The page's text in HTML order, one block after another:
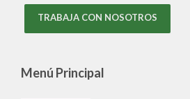
TRABAJA CON NOSOTROS
Menú Principal